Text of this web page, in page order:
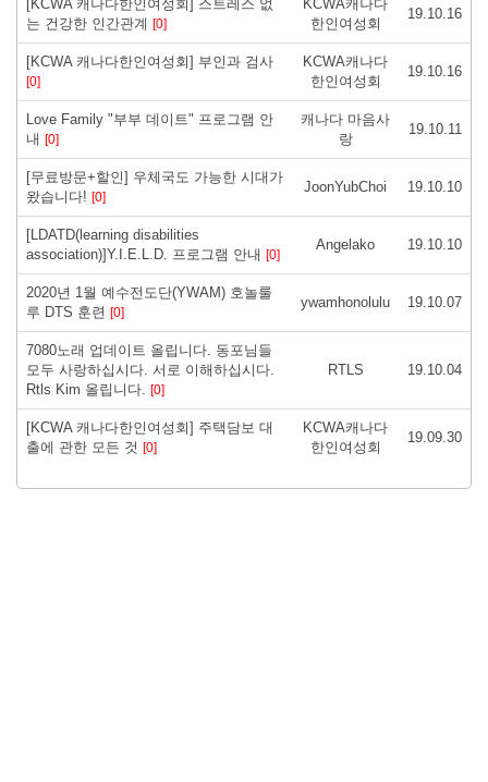
[KCWA 캐나다한인여성회] 스트레스 없
는 건강한 인간관계 [0]
KCWA캐나다
한인여성회
19.10.16
[KCWA 캐나다한인여성회] 부인과 검사
[0]
KCWA캐나다
한인여성회
19.10.16
Love Family "부부 데이트" 프로그램 안
내 [0]
캐나다 마음사
랑
19.10.11
[무료방문+할인] 우체국도 가능한 시대가
왔습니다! [0]
JoonYubChoi 19.10.10
[LDATD(learning disabilities
association)]Y.I.E.L.D. 프로그램 안내 [0]
Angelako 19.10.10
2020년 1월 예수전도단(YWAM) 호놀룰
루 DTS 훈련 [0]
ywamhonolulu 19.10.07
7080노래 업데이트 올립니다. 동포님들
모두 사랑하십시다. 서로 이해하십시다.
Rtls Kim 올립니다. [0]
RTLS 19.10.04
[KCWA 캐나다한인여성회] 주택담보 대
출에 관한 모든 것 [0]
KCWA캐나다
한인여성회
19.09.30